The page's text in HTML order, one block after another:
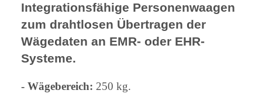
Integrationsfähige Personenwaagen
zum drahtlosen Übertragen der
Wägedaten an EMR- oder EHR-
Systeme.
- Wägebereich: 250 kg.